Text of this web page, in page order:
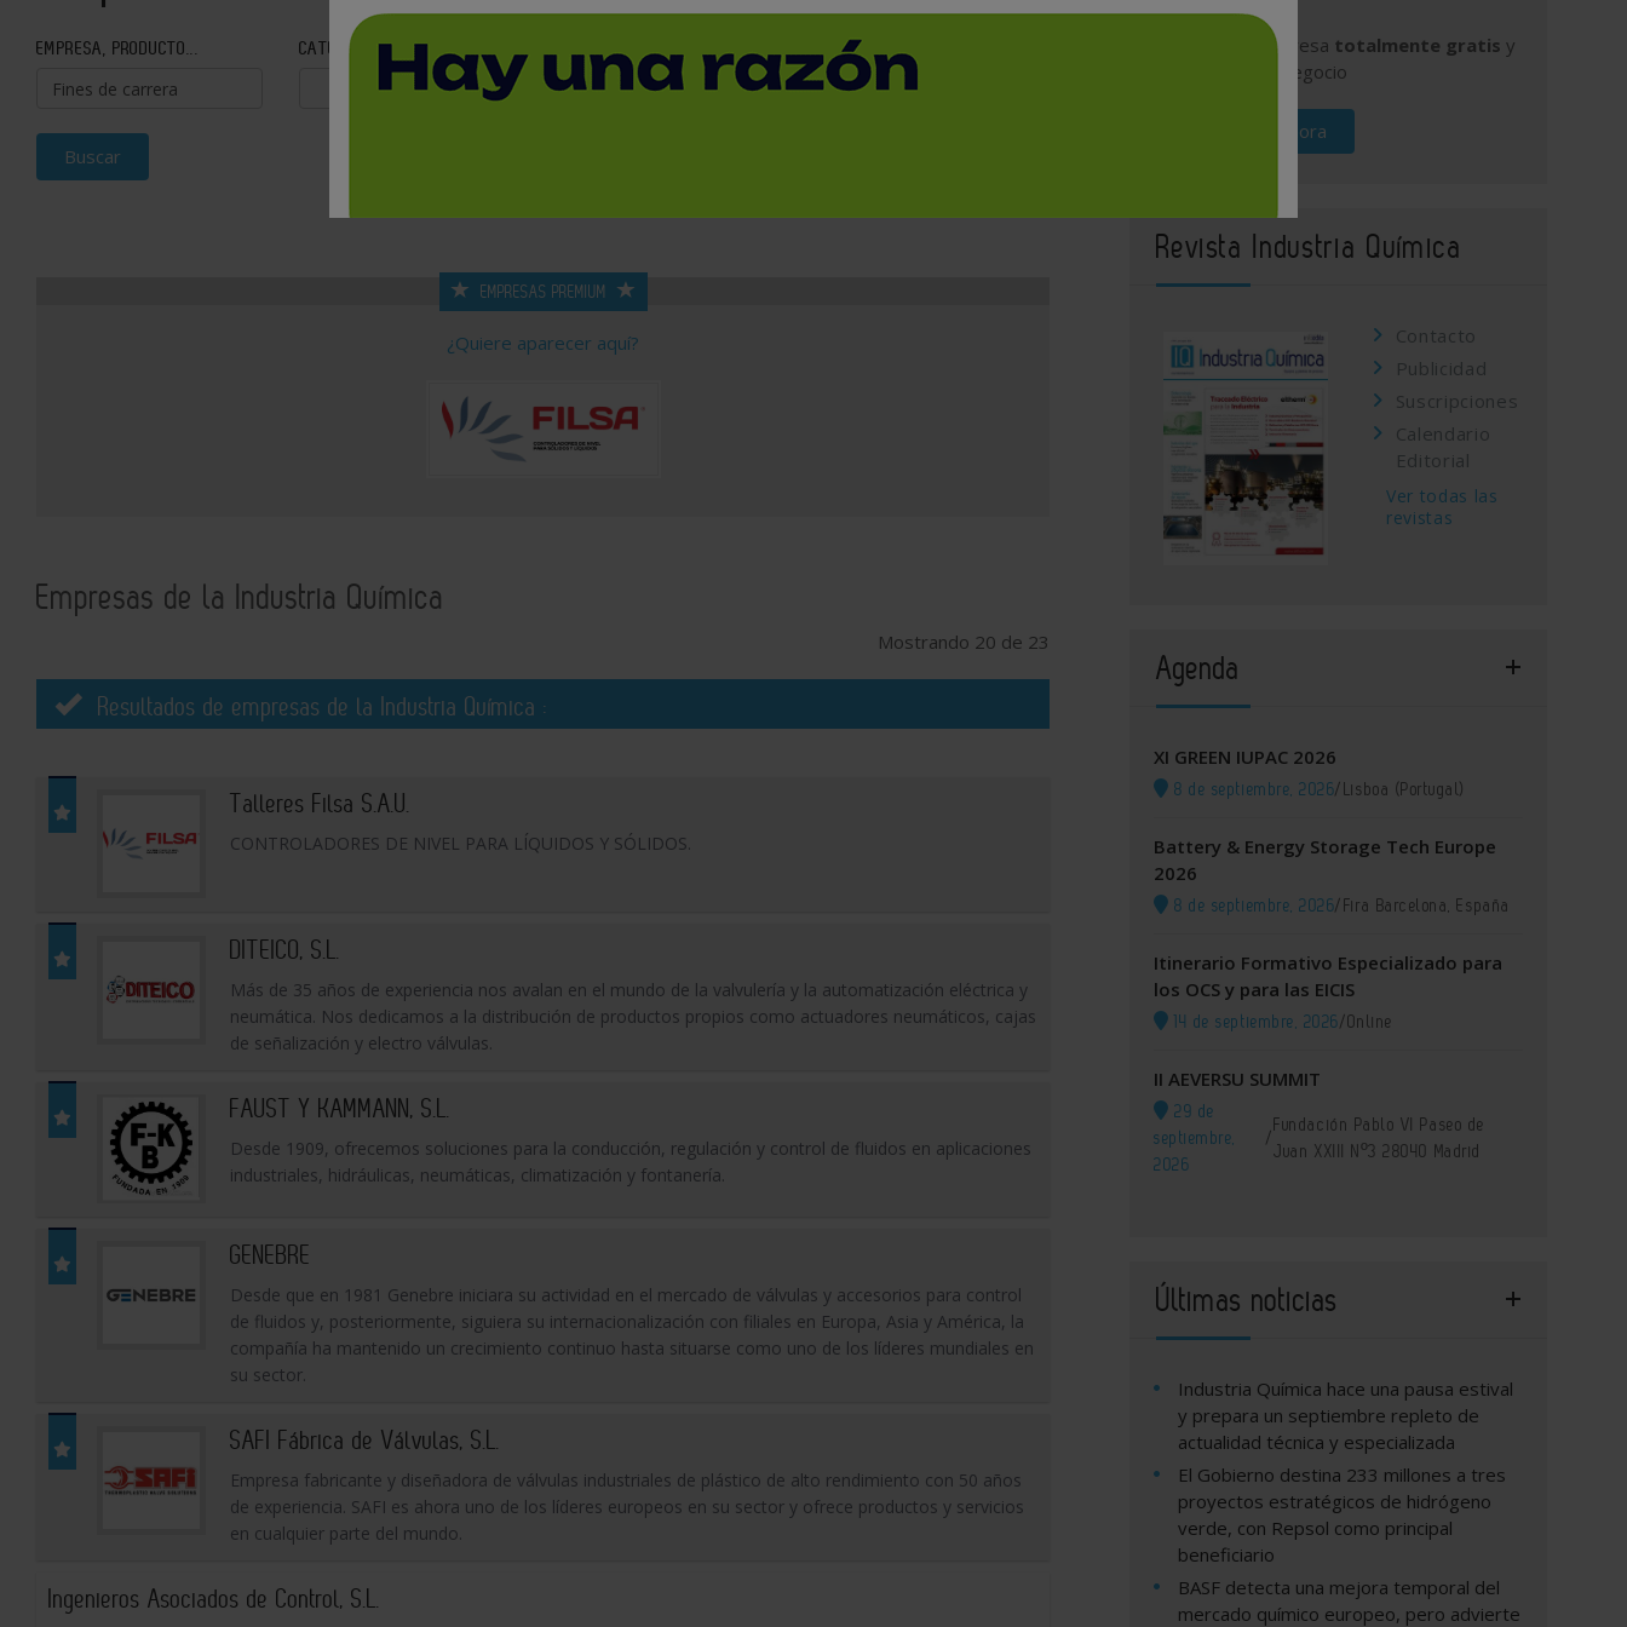
EMPRESA, PRODUCTO... CATEGORÍA PROVINCIA
Buscar
EMPRESAS PREMIUM
¿Quiere aparecer aquí?
Empresas de la Industria Química
Mostrando 20 de 23
Resultados de empresas de la Industria Química :
Talleres Filsa S.A.U.
CONTROLADORES DE NIVEL PARA LÍQUIDOS Y SÓLIDOS.
DITEICO, S.L.
Más de 35 años de experiencia nos avalan en el mundo de la valvulería y la automatización eléctrica y
neumática. Nos dedicamos a la distribución de productos propios como actuadores neumáticos, cajas
de señalización y electro válvulas.
FAUST Y KAMMANN, S.L.
Desde 1909, ofrecemos soluciones para la conducción, regulación y control de fluidos en aplicaciones
industriales, hidráulicas, neumáticas, climatización y fontanería.
GENEBRE
Desde que en 1981 Genebre iniciara su actividad en el mercado de válvulas y accesorios para control
de fluidos y, posteriormente, siguiera su internacionalización con filiales en Europa, Asia y América, la
compañía ha mantenido un crecimiento continuo hasta situarse como uno de los líderes mundiales en
su sector.
SAFI Fábrica de Válvulas, S.L.
Empresa fabricante y diseñadora de válvulas industriales de plástico de alto rendimiento con 50 años
de experiencia. SAFI es ahora uno de los líderes europeos en su sector y ofrece productos y servicios
en cualquier parte del mundo.
Ingenieros Asociados de Control, S.L.
Publique su empresa totalmente gratis y
promocione su negocio
Regístrese ahora
Revista Industria Química
Contacto
Publicidad
Suscripciones
Calendario
Editorial
Ver todas las
revistas
Agenda
XI GREEN IUPAC 2026
8 de septiembre, 2026/Lisboa (Portugal)
Battery & Energy Storage Tech Europe
2026
8 de septiembre, 2026/Fira Barcelona, España
Itinerario Formativo Especializado para
los OCS y para las EICIS
14 de septiembre, 2026/Online
II AEVERSU SUMMIT
29 de
septiembre,
2026
/
Fundación Pablo VI Paseo de
Juan XXIII Nº3 28040 Madrid
Últimas noticias
Industria Química hace una pausa estival
y prepara un septiembre repleto de
actualidad técnica y especializada
El Gobierno destina 233 millones a tres
proyectos estratégicos de hidrógeno
verde, con Repsol como principal
beneficiario
BASF detecta una mejora temporal del
mercado químico europeo, pero advierte